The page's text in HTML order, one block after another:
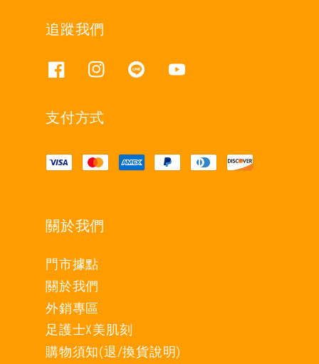
追蹤我們
支付方式
關於我們
門市據點
關於我們
外銷專區
足護士X美肌刻
購物須知(退/換貨說明)